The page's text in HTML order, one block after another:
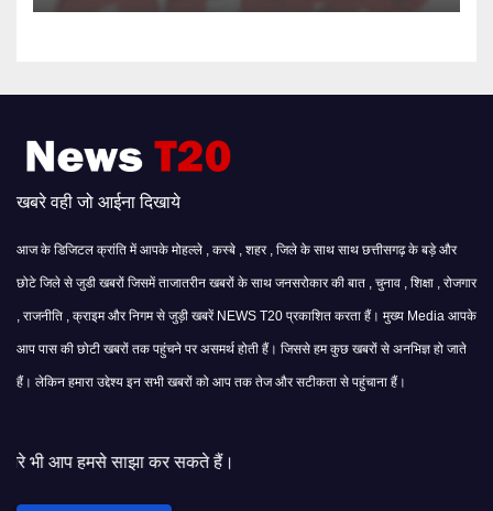
खबरे वही जो आईना दिखाये
आज के डिजिटल क्रांति में आपके मोहल्ले , कस्बे , शहर , जिले के साथ साथ छत्तीसगढ़ के बड़े और
छोटे जिले से जुडी खबरों जिसमें ताजातरीन खबरों के साथ जनसरोकार की बात , चुनाव , शिक्षा , रोजगार
, राजनीति , क्राइम और निगम से जुड़ी खबरें NEWS T20 प्रकाशित करता हैं। मुख्य Media आपके
आप पास की छोटी खबरों तक पहुंचने पर असमर्थ होती हैं। जिससे हम कुछ खबरों से अनभिज्ञ हो जाते
हैं। लेकिन हमारा उद्देश्य इन सभी खबरों को आप तक तेज और सटीकता से पहुंचाना हैं।
कर सकते हैं।